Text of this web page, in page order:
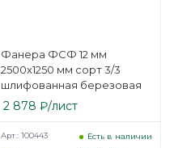
Фанера ФСФ 12 мм
2500х1250 мм сорт 3/3
шлифованная березовая
2 878 ₽/лист
Есть в наличии
Арт.: 100443